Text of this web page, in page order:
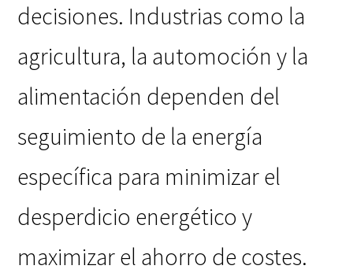
decisiones. Industrias como la
agricultura, la automoción y la
alimentación dependen del
seguimiento de la energía
específica para minimizar el
desperdicio energético y
maximizar el ahorro de costes.